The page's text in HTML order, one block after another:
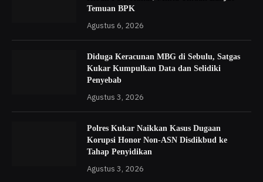
Temuan BPK
Agustus 6, 2026
Diduga Keracunan MBG di Sebulu, Satgas
Kukar Kumpulkan Data dan Selidiki
Penyebab
Agustus 3, 2026
Polres Kukar Naikkan Kasus Dugaan
Korupsi Honor Non-ASN Disdikbud ke
Tahap Penyidikan
Agustus 3, 2026